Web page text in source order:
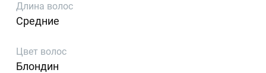
Длина волос
Средние
Цвет волос
Блондин